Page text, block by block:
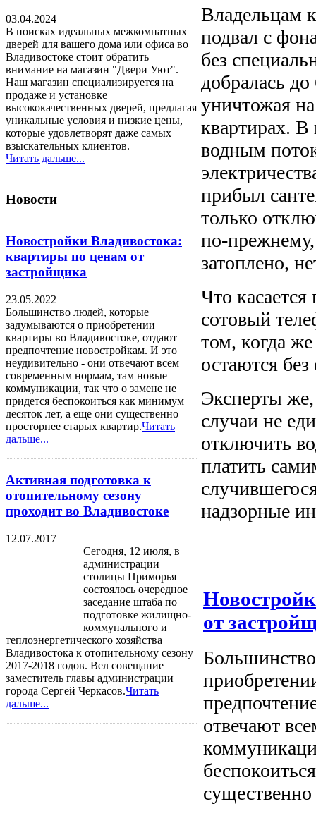
03.04.2024
В поисках идеальных межкомнатных
дверей для вашего дома или офиса во
Владивостоке стоит обратить
внимание на магазин "Двери Уют".
Наш магазин специализируется на
продаже и установке
высококачественных дверей, предлагая
уникальные условия и низкие цены,
которые удовлетворят даже самых
взыскательных клиентов.
Читать дальше...
Новости
Новостройки Владивостока:
квартиры по ценам от
застройщика
23.05.2022
Большинство людей, которые
задумываются о приобретении
квартиры во Владивостоке, отдают
предпочтение новостройкам. И это
неудивительно - они отвечают всем
современным нормам, там новые
коммуникации, так что о замене не
придется беспокоиться как минимум
десяток лет, а еще они существенно
просторнее старых квартир.Читать
дальше...
Активная подготовка к
отопительному сезону
проходит во Владивостоке
12.07.2017
Сегодня, 12 июля, в
администрации
столицы Приморья
состоялось очередное
заседание штаба по
подготовке жилищно-
коммунального и
теплоэнергетического хозяйства
Владивостока к отопительному сезону
2017-2018 годов. Вел совещание
заместитель главы администрации
города Сергей Черкасов.Читать
дальше...
Владельцам
подвал с
без
добралась
уничтожая
квартирах. В
водным
прибыл
только
по-
затоплено,
Что
сотовый
том, когда
остаются без
Эксперты же,
случаи не
отключить
платить
надзорные
от
отвечают